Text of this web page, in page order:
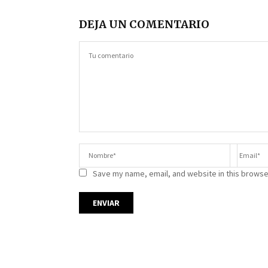
DEJA UN COMENTARIO
Save my name, email, and website in this